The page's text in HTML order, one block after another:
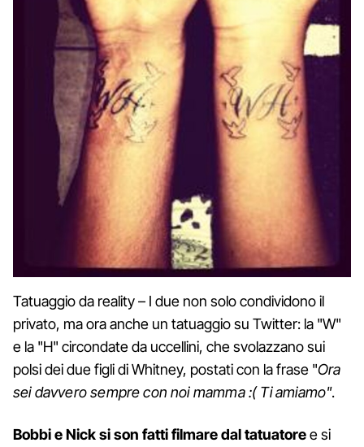
Tatuaggio da reality – I due non solo condividono il
privato, ma ora anche un tatuaggio su Twitter: la "W"
e la "H" circondate da uccellini, che svolazzano sui
polsi dei due figli di Whitney, postati con la frase "Ora
sei davvero sempre con noi mamma :( Ti amiamo".
Bobbi e Nick si son fatti filmare dal tatuatoree si